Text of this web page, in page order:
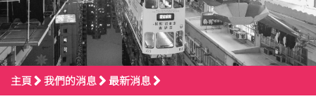
主頁 我們的消息 最新消息